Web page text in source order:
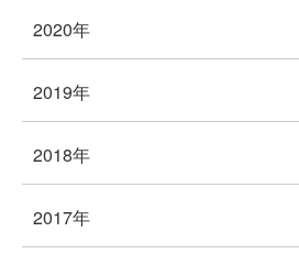
2020年
2019年
2018年
2017年